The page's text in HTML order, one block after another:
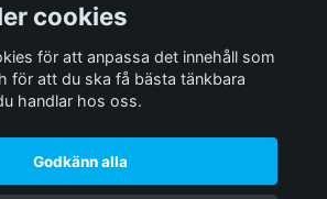
cookies
för att anpassa det innehåll som
för att du ska få bästa tänkbara
handlar hos oss.
Godkänn alla